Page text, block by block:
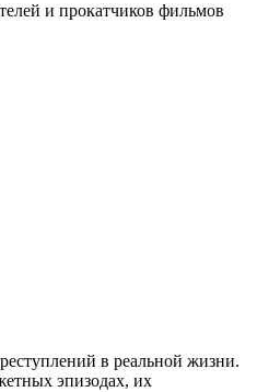
и прокатчиков фильмов
в реальной жизни.
эпизодах, их